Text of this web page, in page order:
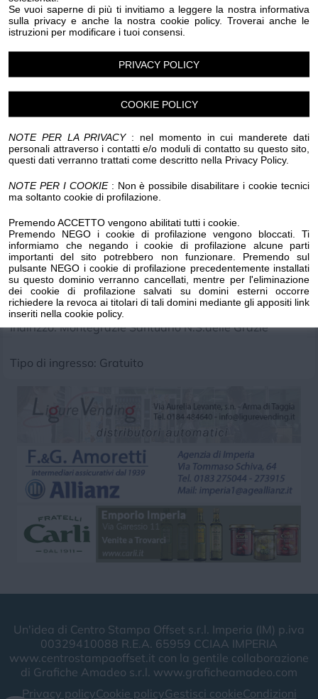
Se vuoi saperne di più ti invitiamo a leggere la nostra informativa
sulla privacy e anche la nostra cookie policy. Troverai anche le
istruzioni per modificare i tuoi consensi.
PRIVACY POLICY
COOKIE POLICY
NOTE PER LA PRIVACY: nel momento in cui manderete dati
personali attraverso i contatti e/o moduli di contatto su questo sito,
questi dati verranno trattati come descritto nella Privacy Policy.
NOTE PER I COOKIE: Non è possibile disabilitare i cookie tecnici
ma soltanto cookie di profilazione.
Premendo ACCETTO vengono abilitati tutti i cookie.
Premendo NEGO i cookie di profilazione vengono bloccati. Ti
informiamo che negando i cookie di profilazione alcune parti
importanti del sito potrebbero non funzionare. Premendo sul
pulsante NEGO i cookie di profilazione precedentemente installati
su questo dominio verranno cancellati, mentre per l'eliminazione
dei cookie di profilazione salvati su domini esterni occorre
richiedere la revoca ai titolari di tali domini mediante gli appositi link
inseriti nella cookie policy.
16.00 - 17.20
Imperia
CulturaMusicaSpettacolo
Luogo dell'evento su Google Maps
Musica sacra Bach, Mozart, Rossini
Soprano: Fiorella Di Luca
Mezzoprano: Elena Giribaldi
Pianoforte: Luisa Repola
Flauto: Aurora Pulinetti
Indirizzo: Montegrazie Santuario N.S.delle Grazie
Tipo di ingresso: Gratuito
Un'idea di Centro Stampa Offset s.r.l. Imperia (IM) p.iva
00329410088 R.E.A. 65959 CCIAA IMPERIA
www.centrostampaoffset.it con la gentile collaborazione
di Grafiche Amadeo s.r.l. www.graficheamadeo.com
Privacy policyCookie policyGestisci cookieCondizioni